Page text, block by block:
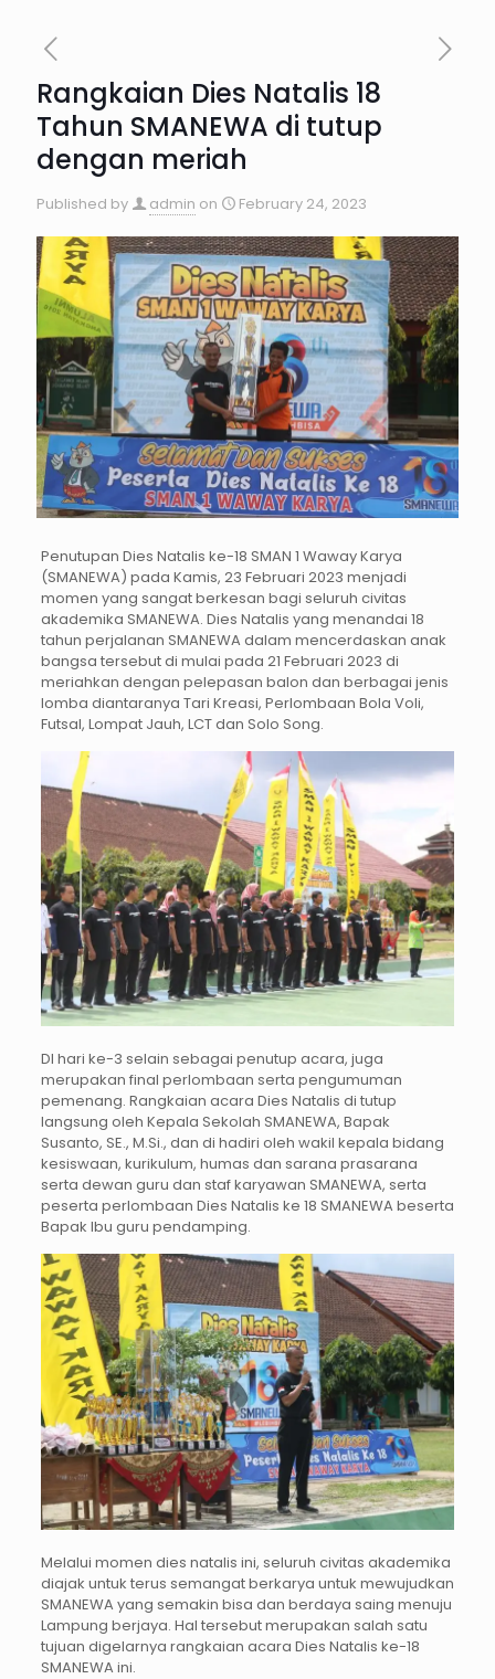
Rangkaian Dies Natalis 18
Tahun SMANEWA di tutup
dengan meriah
Published by admin on February 24, 2023
Penutupan Dies Natalis ke-18 SMAN 1 Waway Karya
(SMANEWA) pada Kamis, 23 Februari 2023 menjadi
momen yang sangat berkesan bagi seluruh civitas
akademika SMANEWA. Dies Natalis yang menandai 18
tahun perjalanan SMANEWA dalam mencerdaskan anak
bangsa tersebut di mulai pada 21 Februari 2023 di
meriahkan dengan pelepasan balon dan berbagai jenis
lomba diantaranya Tari Kreasi, Perlombaan Bola Voli,
Futsal, Lompat Jauh, LCT dan Solo Song.
DI hari ke-3 selain sebagai penutup acara, juga
merupakan final perlombaan serta pengumuman
pemenang. Rangkaian acara Dies Natalis di tutup
langsung oleh Kepala Sekolah SMANEWA, Bapak
Susanto, SE., M.Si., dan di hadiri oleh wakil kepala bidang
kesiswaan, kurikulum, humas dan sarana prasarana
serta dewan guru dan staf karyawan SMANEWA, serta
peserta perlombaan Dies Natalis ke 18 SMANEWA beserta
Bapak Ibu guru pendamping.
Melalui momen dies natalis ini, seluruh civitas akademika
diajak untuk terus semangat berkarya untuk mewujudkan
SMANEWA yang semakin bisa dan berdaya saing menuju
Lampung berjaya. Hal tersebut merupakan salah satu
tujuan digelarnya rangkaian acara Dies Natalis ke-18
SMANEWA ini.